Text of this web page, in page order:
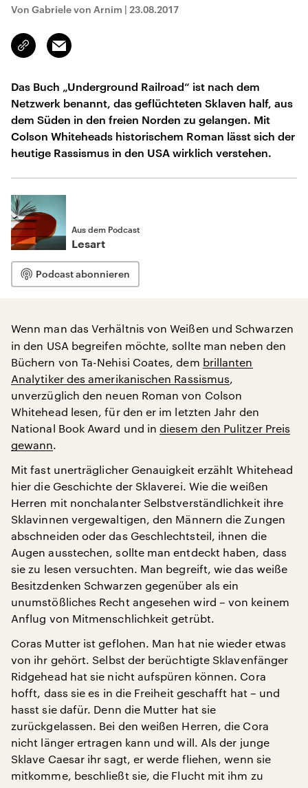
Von Gabriele von Arnim | 23.08.2017
Link
kopieren/teilen
Email
Das Buch „Underground Railroad“ ist nach dem
Netzwerk benannt, das geflüchteten Sklaven half, aus
dem Süden in den freien Norden zu gelangen. Mit
Colson Whiteheads historischem Roman lässt sich der
heutige Rassismus in den USA wirklich verstehen.
Aus dem Podcast
Lesart
Podcast abonnieren
Wenn man das Verhältnis von Weißen und Schwarzen
in den USA begreifen möchte, sollte man neben den
Büchern von Ta-Nehisi Coates, dem brillanten
Analytiker des amerikanischen Rassismus,
unverzüglich den neuen Roman von Colson
Whitehead lesen, für den er im letzten Jahr den
National Book Award und indiesem den Pulitzer Preis
gewann.
Mit fast unerträglicher Genauigkeit erzählt Whitehead
hier die Geschichte der Sklaverei. Wie die weißen
Herren mit nonchalanter Selbstverständlichkeit ihre
Sklavinnen vergewaltigen, den Männern die Zungen
abschneiden oder das Geschlechtsteil, ihnen die
Augen ausstechen, sollte man entdeckt haben, dass
sie zu lesen versuchten. Man begreift, wie das weiße
Besitzdenken Schwarzen gegenüber als ein
unumstößliches Recht angesehen wird – von keinem
Anflug von Mitmenschlichkeit getrübt.
Coras Mutter ist geflohen. Man hat nie wieder etwas
von ihr gehört. Selbst der berüchtigte Sklavenfänger
Ridgehead hat sie nicht aufspüren können. Cora
hofft, dass sie es in die Freiheit geschafft hat – und
hasst sie dafür. Denn die Mutter hat sie
zurückgelassen. Bei den weißen Herren, die Cora
nicht länger ertragen kann und will. Als der junge
Sklave Caesar ihr sagt, er werde fliehen, wenn sie
mitkomme, beschließt sie, die Flucht mit ihm zu